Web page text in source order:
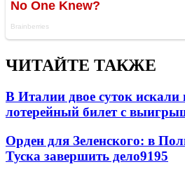
ЧИТАЙТЕ ТАКЖЕ
В Италии двое суток
лотерейный билет с
Орден для Зеленского: в
Туска завершить дело9195